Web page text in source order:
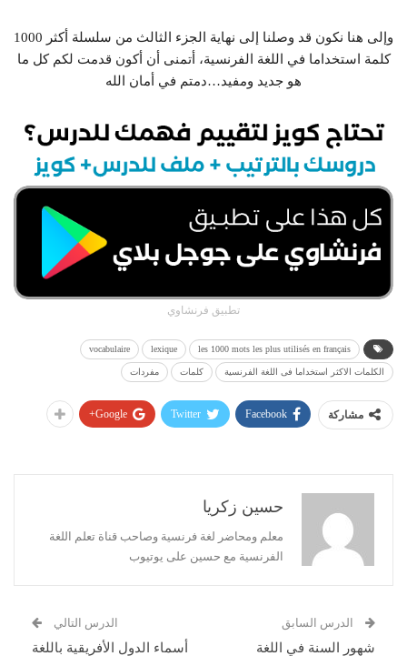
وإلى هنا نكون قد وصلنا إلى نهاية الجزء الثالث من سلسلة أكثر 1000
كلمة استخداما في اللغة الفرنسية، أتمنى أن أكون قدمت لكم كل ما
هو جديد ومفيد…دمتم في أمان الله
تطبيق فرنشاوي
les 1000 mots les plus utilisés en français
lexique
vocabulaire
الكلمات الاكثر استخداما فى اللغة الفرنسية كلمات مفردات
مشاركة Facebook
Twitter
Google+
حسين زكريا
معلم ومحاضر لغة فرنسية وصاحب قناة تعلم اللغة
الفرنسية مع حسين على يوتيوب
الدرس السابق
شهور السنة في اللغة
الدرس التالي
أسماء الدول الأفريقية باللغة